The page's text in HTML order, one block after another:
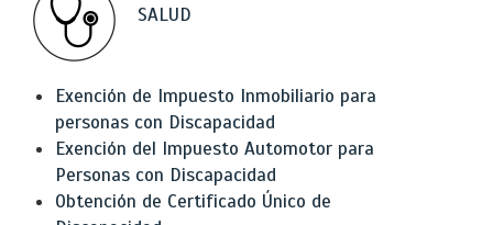
SALUD
Exención de Impuesto Inmobiliario para
personas con Discapacidad
Exención del Impuesto Automotor para
Personas con Discapacidad
Obtención de Certificado Único de